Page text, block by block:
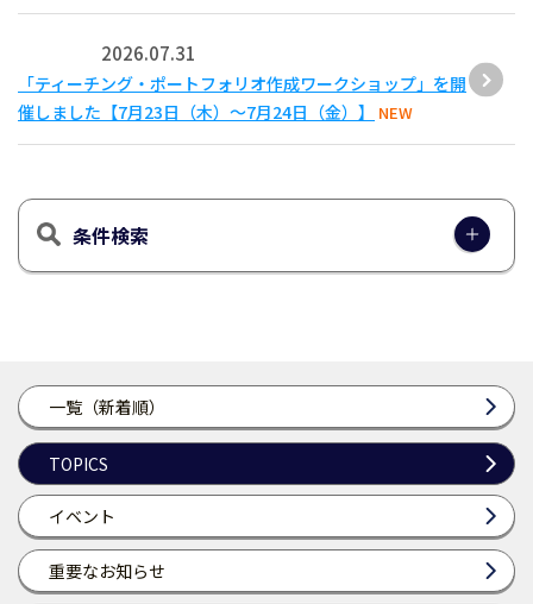
一覧（新着順）
TOPICS
イベント
重要なお知らせ
2026.07.31
「ティーチング・ポートフォリオ作成ワークショップ」を開
催しました【7月23日（木）～7月24日（金）】
NEW
条件検索